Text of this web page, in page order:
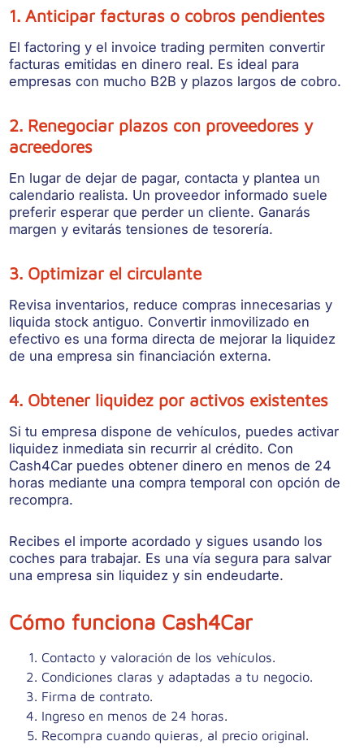
1. Anticipar facturas o cobros pendientes
El factoring y el invoice trading permiten convertir
facturas emitidas en dinero real. Es ideal para
empresas con mucho B2B y plazos largos de cobro.
2. Renegociar plazos con proveedores y
acreedores
En lugar de dejar de pagar, contacta y plantea un
calendario realista. Un proveedor informado suele
preferir esperar que perder un cliente. Ganarás
margen y evitarás tensiones de tesorería.
3. Optimizar el circulante
Revisa inventarios, reduce compras innecesarias y
liquida stock antiguo. Convertir inmovilizado en
efectivo es una forma directa de mejorar la liquidez
de una empresa sin financiación externa.
4. Obtener liquidez por activos existentes
Si tu empresa dispone de vehículos, puedes activar
liquidez inmediata sin recurrir al crédito. Con
Cash4Car puedes obtener dinero en menos de 24
horas mediante una compra temporal con opción de
recompra.
Recibes el importe acordado y sigues usando los
coches para trabajar. Es una vía segura para salvar
una empresa sin liquidez y sin endeudarte.
Cómo funciona Cash4Car
Contacto y valoración de los vehículos.
Condiciones claras y adaptadas a tu negocio.
Firma de contrato.
Ingreso en menos de 24 horas.
Recompra cuando quieras, al precio original.